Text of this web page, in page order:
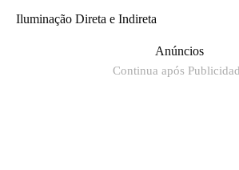
Iluminação Direta e Indireta
Anúncios
Continua após